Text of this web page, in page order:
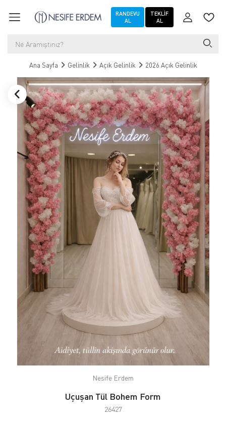
RANDEVU
AL
TEKLIF
AL
Ana Sayfa Gelinlik Açık Gelinlik 2026 Açık Gelinlik
Nesife Erdem
Uçuşan Tül Bohem Form
26427